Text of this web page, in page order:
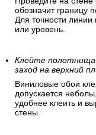
Как клеить
Проведите на стене
обозначит границу
Для точности линии
или уровень.